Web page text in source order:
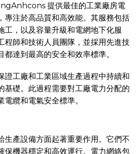
提供最佳的工業廠房電
專注於高品質和高效能。其服務包括
工，以及容量升級和電網地下化服
程師和技術人員團隊，並採用先進技
達到最高的安全和效率標準。
證工廠和工業區域生產過程中持續和
基礎。此過程需要對工廠電力分配的
纜和電氣安全標準。
生產設備方面起著重要作用。它們不
保機器穩定和高效運行。電力網絡包